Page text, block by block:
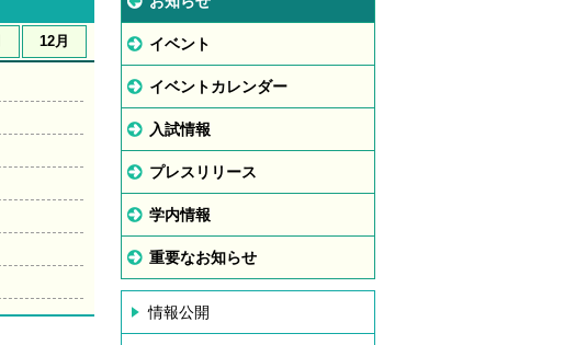
12月 イベント
イベントカレンダー
入試情報
プレスリリース
学内情報
重要なお知らせ
情報公開